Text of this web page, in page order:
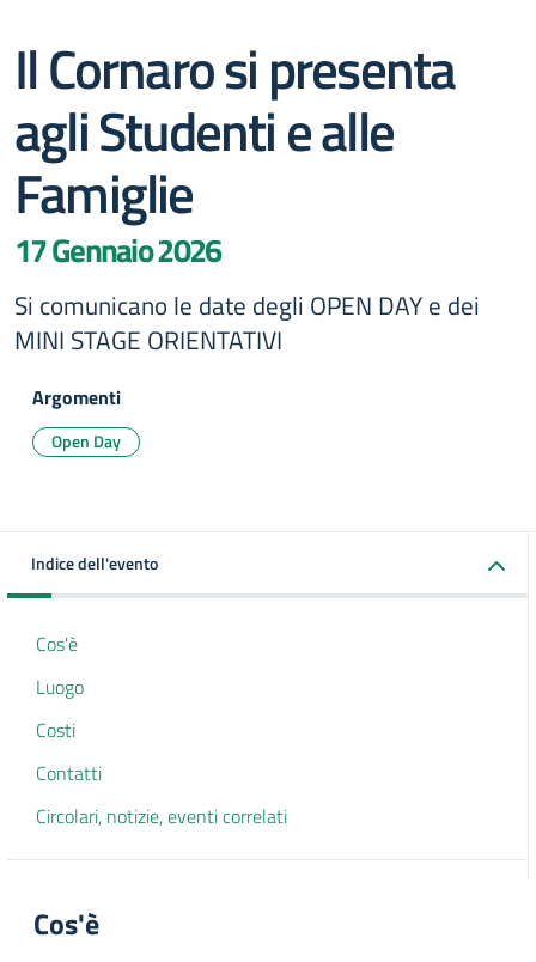
Il Cornaro si presenta
agli Studenti e alle
Famiglie
17 Gennaio 2026
Si comunicano le date degli OPEN DAY e dei
MINI STAGE ORIENTATIVI
Argomenti
Open Day
Indice dell'evento
Cos'è
Luogo
Costi
Contatti
Circolari, notizie, eventi correlati
Cos'è